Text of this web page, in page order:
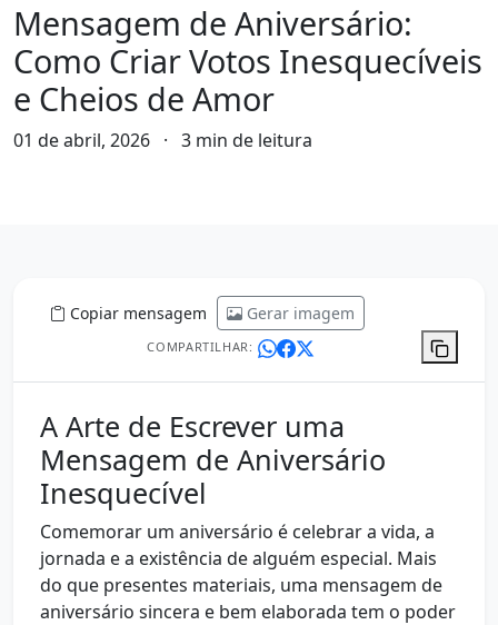
Mensagem de Aniversário:
Como Criar Votos Inesquecíveis
e Cheios de Amor
01 de abril, 2026 · 3 min de leitura
Copiar mensagem Gerar imagem
COMPARTILHAR:
A Arte de Escrever uma
Mensagem de Aniversário
Inesquecível
Comemorar um aniversário é celebrar a vida, a
jornada e a existência de alguém especial. Mais
do que presentes materiais, uma mensagem de
aniversário sincera e bem elaborada tem o poder